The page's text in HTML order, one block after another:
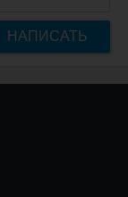
НАПИСАТЬ